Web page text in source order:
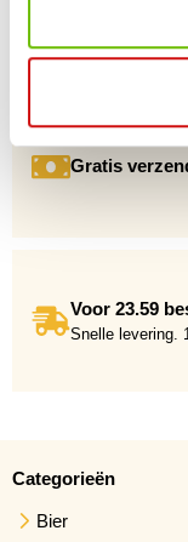
Al sinds 2012
Gratis
Voor 23.59
Snelle levering.
Categorieën
Bier